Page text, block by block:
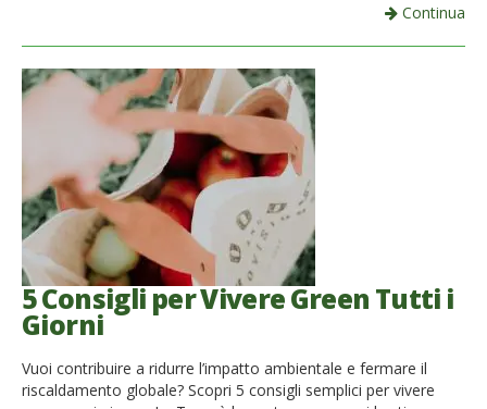
Continua
5 Consigli per Vivere Green Tutti i
Giorni
Vuoi contribuire a ridurre l’impatto ambientale e fermare il
riscaldamento globale? Scopri 5 consigli semplici per vivere